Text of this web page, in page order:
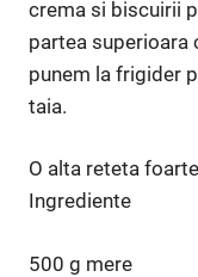
crema si biscuirii
partea superioara
punem la frigider
taia.
O alta reteta
Ingrediente
500 g mere